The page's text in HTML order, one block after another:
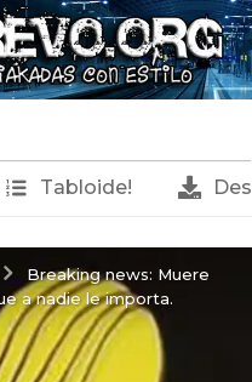
Tabloide!
Breaking news: Muere
a nadie le importa.